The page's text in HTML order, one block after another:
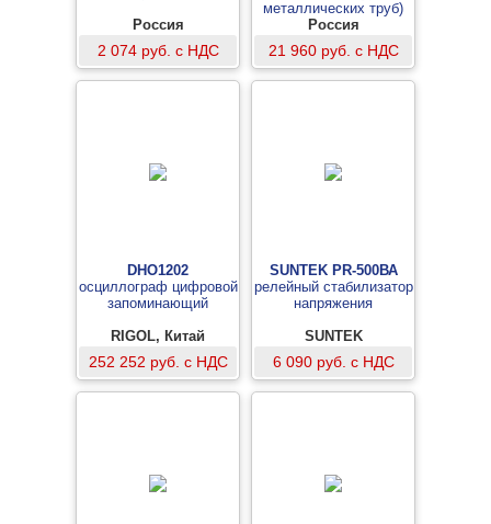
Россия
2 074 руб. с НДС
металлических труб)
Россия
21 960 руб. с НДС
DHO1202
осциллограф цифровой
запоминающий
RIGOL, Китай
252 252 руб. с НДС
SUNTEK PR-500ВА
релейный стабилизатор
напряжения
SUNTEK
6 090 руб. с НДС